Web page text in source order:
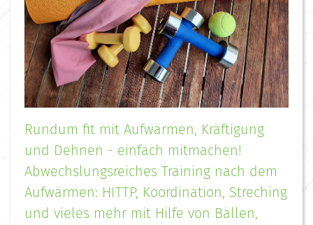
Rundum fit mit Aufwärmen, Kräftigung
und Dehnen - einfach mitmachen!
Abwechslungsreiches Training nach dem
Aufwärmen: HITTP, Koordination, Streching
und vieles mehr mit Hilfe von Bällen,